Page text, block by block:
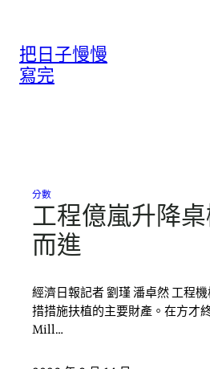
把日子慢慢
寫完
分數
工程億嵐升降
而進
經濟日報記者 劉瑾 潘卓然 工程
措措施扶植的主要財產。在方才
Mill…